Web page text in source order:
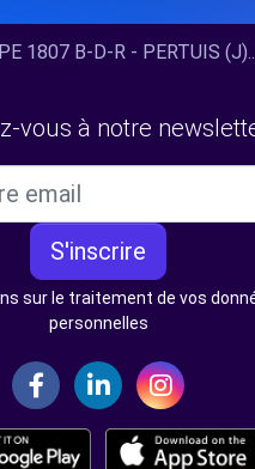
1807 B-D-R - PERTUIS
vous à notre
S'inscrire
sur le traitement de vos
personnelles